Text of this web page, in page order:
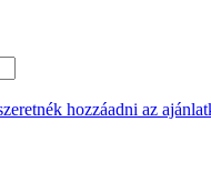
hozzáadni az